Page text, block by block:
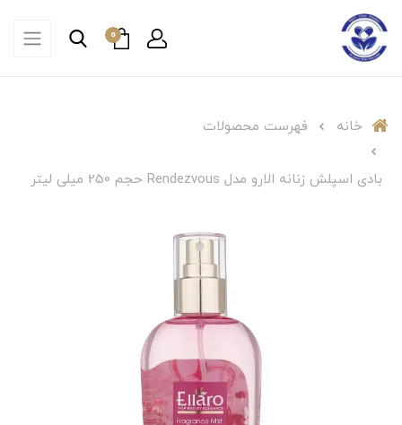
0
خانه فهرست محصولات
بادی اسپلش زنانه الارو مدل Rendezvous حجم 250 میلی لیتر